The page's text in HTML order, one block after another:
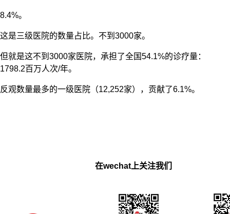
8.4%。
这是三级医院的数量占比。不到3000家。
但就是这不到3000家医院，承担了全国54.1%的诊疗量：
1798.2百万人次/年。
反观数量最多的一级医院（12,252家），贡献了6.1%。
在wechat上关注我们